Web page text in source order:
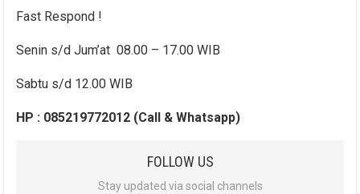
Fast Respond !
Senin s/d Jum’at 08.00 – 17.00 WIB
Sabtu s/d 12.00 WIB
HP : 085219772012 (Call & Whatsapp)
FOLLOW US
Stay updated via social channels